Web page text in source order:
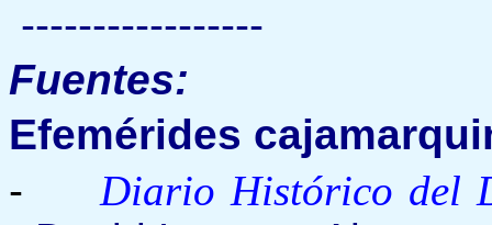
-----------------
Fuentes:
Efemérides
-
Diario Histórico del